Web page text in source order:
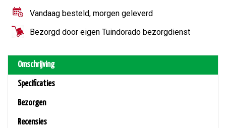
Vandaag besteld, morgen geleverd
Bezorgd door eigen Tuindorado bezorgdienst
Omschrijving
Specificaties
Bezorgen
Recensies